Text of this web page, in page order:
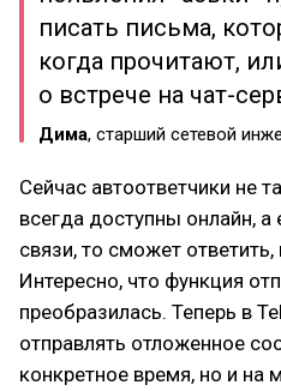
писать письма,
когда прочитают,
о встрече на чат-
Дима, старший сетевой
Сейчас автоответчики не
всегда доступны онлайн, а
связи, то сможет ответить,
Интересно, что функция
преобразилась. Теперь в
отправлять отложенное
конкретное время, но и на